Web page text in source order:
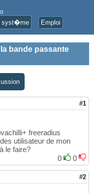
syst�me Emploi
la bande passante
#1
freeradius
utilisateur de mon
le faire?
0
0
#2